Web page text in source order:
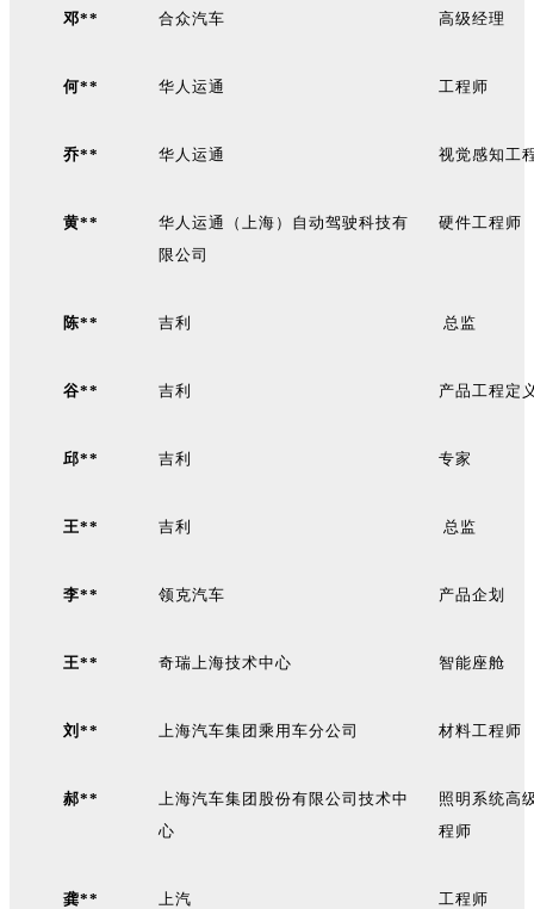
邓** 合众汽车 高级经理
何** 华人运通 工程师
乔** 华人运通 视觉感知工
黄**
华人运通（上海）自动驾驶科技有
限公司
硬件工程师
陈** 吉利 总监
谷** 吉利 产品工程定
邱** 吉利 专家
王** 吉利 总监
李** 领克汽车 产品企划
王** 奇瑞上海技术中心 智能座舱
刘** 上海汽车集团乘用车分公司 材料工程师
郝**
上海汽车集团股份有限公司技术中
心
照明系统高
程师
龚** 上汽 工程师